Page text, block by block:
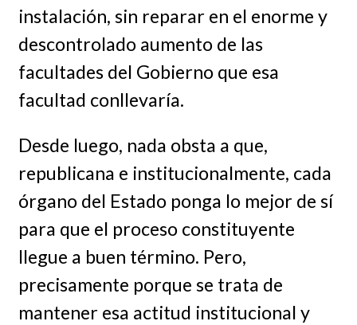
instalación, sin reparar en el enorme y
descontrolado aumento de las
facultades del Gobierno que esa
facultad conllevaría.
Desde luego, nada obsta a que,
republicana e institucionalmente, cada
órgano del Estado ponga lo mejor de sí
para que el proceso constituyente
llegue a buen término. Pero,
precisamente porque se trata de
mantener esa actitud institucional y